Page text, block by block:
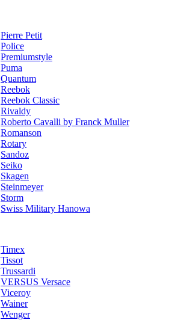
Pierre Petit
Police
Premiumstyle
Puma
Quantum
Reebok
Reebok Classic
Rivaldy
Roberto Cavalli by Franck Muller
Romanson
Rotary
Sandoz
Seiko
Skagen
Steinmeyer
Storm
Swiss Military Hanowa
Timex
Tissot
Trussardi
VERSUS Versace
Viceroy
Wainer
Wenger